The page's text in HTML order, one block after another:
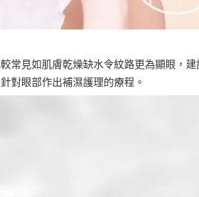
常見如肌膚乾燥缺水令紋路更為顯眼，建
對眼部作出補濕護理的療程。